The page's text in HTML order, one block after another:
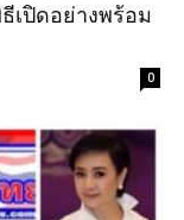
เปิดอย่างพร้อม
0